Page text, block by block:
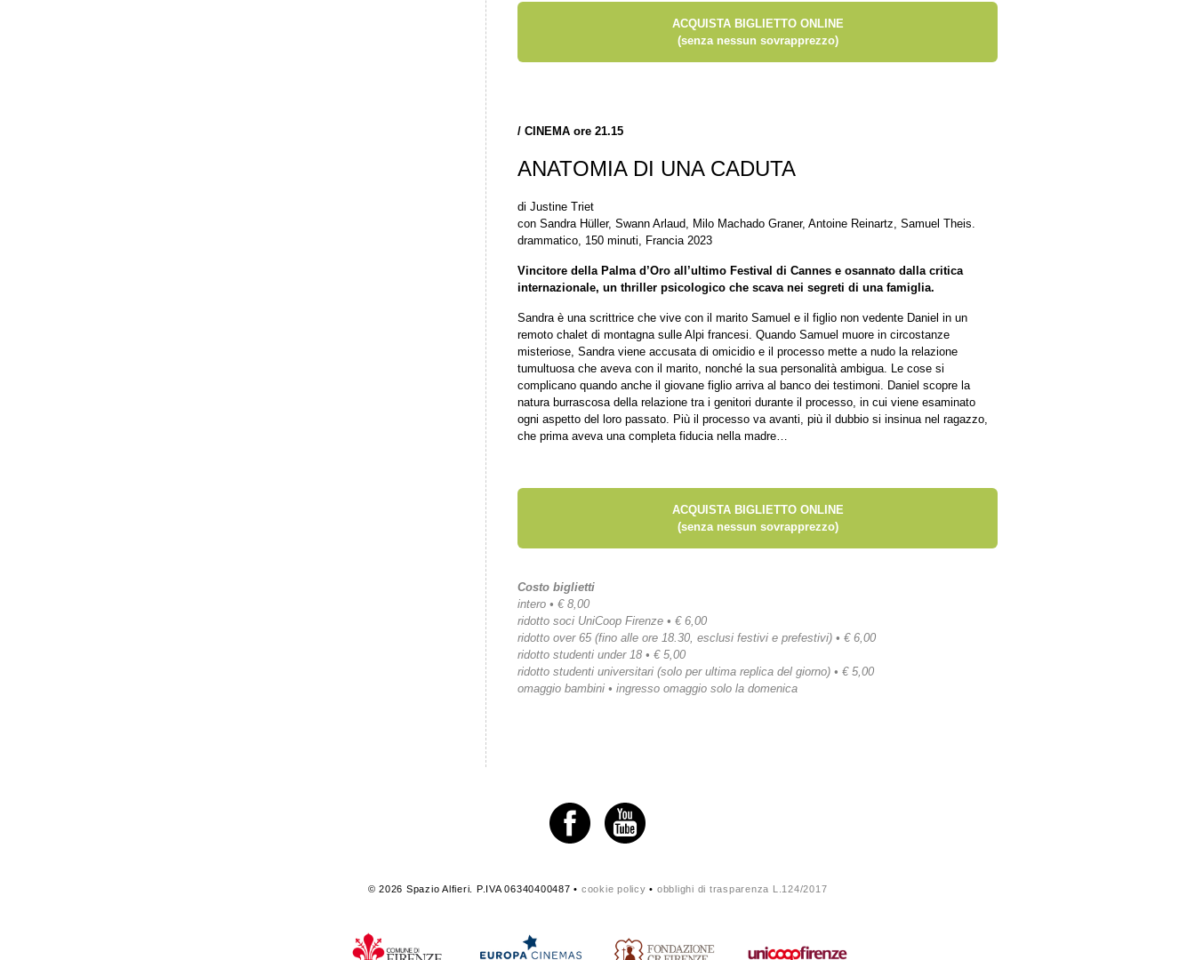
ACQUISTA BIGLIETTO ONLINE
(senza nessun sovrapprezzo)
/ CINEMA ore 21.15
ANATOMIA DI UNA CADUTA
di Justine Triet
con Sandra Hüller, Swann Arlaud, Milo Machado Graner, Antoine Reinartz, Samuel Theis.
drammatico, 150 minuti, Francia 2023
Vincitore della Palma d’Oro all’ultimo Festival di Cannes e osannato dalla critica
internazionale, un thriller psicologico che scava nei segreti di una famiglia.
Sandra è una scrittrice che vive con il marito Samuel e il figlio non vedente Daniel in un
remoto chalet di montagna sulle Alpi francesi. Quando Samuel muore in circostanze
misteriose, Sandra viene accusata di omicidio e il processo mette a nudo la relazione
tumultuosa che aveva con il marito, nonché la sua personalità ambigua. Le cose si
complicano quando anche il giovane figlio arriva al banco dei testimoni. Daniel scopre la
natura burrascosa della relazione tra i genitori durante il processo, in cui viene esaminato
ogni aspetto del loro passato. Più il processo va avanti, più il dubbio si insinua nel ragazzo,
che prima aveva una completa fiducia nella madre…
ACQUISTA BIGLIETTO ONLINE
(senza nessun sovrapprezzo)
Costo biglietti
intero • € 8,00
ridotto soci UniCoop Firenze • € 6,00
ridotto over 65 (fino alle ore 18.30, esclusi festivi e prefestivi) • € 6,00
ridotto studenti under 18 • € 5,00
ridotto studenti universitari (solo per ultima replica del giorno) • € 5,00
omaggio bambini • ingresso omaggio solo la domenica
© 2026 Spazio Alfieri. P.IVA 06340400487 • cookie policy • obblighi di trasparenza L.124/2017